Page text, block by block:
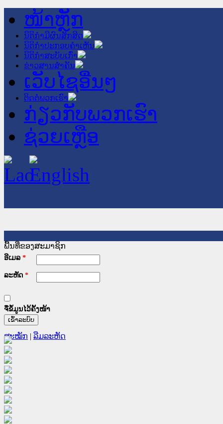
ໜ້າຫຼັກ
ນິຕິກໍາມີຜົນສັກສິດ
ນິຕິກໍາປະກອບຄໍາເຫັນ
ນິຕິກໍາສະບັບເກົ່າ
ຂ່າວສານສໍາຄັນ
ເວັບໄຊອື່ນໆ
ຕິດຕໍ່ພວກເຮົາ
ກ່ຽວກັບພວກເຮົາ
ຊ່ວຍເຫຼືອ
ພື້ນທີ່ຂອງສະມາຊິກ
ອີເມລ *
ລະຫັດ *
ຈື່ຂໍ້ມູນໄວ້ຄັ້ງໜ້າ
ສະໝັກ | ລືມລະຫັດ